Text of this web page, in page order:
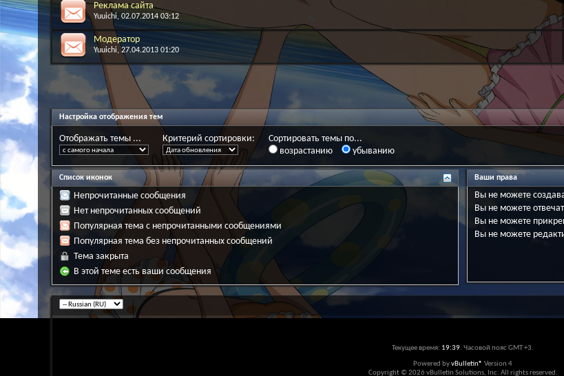
Реклама сайта
Yuuichi, 02.07.2014 03:12
Модератор
Yuuichi, 27.04.2013 01:20
Настройка отображения тем
Отображать темы ... Критерий сортировки:
Сортировать темы по...
возрастанию
убыванию
Список иконок
Непрочитанные сообщения
Нет непрочитанных сообщений
Популярная тема с непрочитанными сообщениями
Популярная тема без непрочитанных сообщений
Тема закрыта
В этой теме есть ваши сообщения
Ваши права
Вы не можете
Вы не можете
Вы не можете
Вы не можете
Текущее время: 19:39. Часовой пояс GMT +3.
Powered byvBulletin® Version 4
Copyright © 2026 vBulletin Solutions, Inc. All rights reserved.